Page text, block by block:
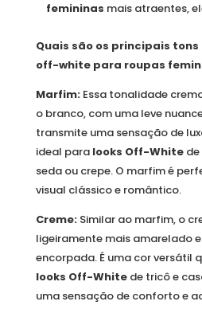
femininas mais atraentes,
Quais são os principais
off-white para roupas
Marfim: Essa tonalidade
o branco, com uma leve
transmite uma sensação de
ideal para looks Off-Whitede
seda ou crepe. O marfim é
visual clássico e romântico.
Creme: Similar ao marfim, o
ligeiramente mais amarelado
encorpada. É uma cor versátil
looks Off-Whitede tricô e
uma sensação de conforto e